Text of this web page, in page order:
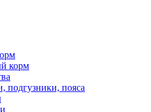
корм
подгузники, пояса